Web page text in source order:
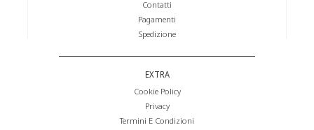
Contatti
Pagamenti
Spedizione
EXTRA
Cookie Policy
Privacy
Termini E Condizioni